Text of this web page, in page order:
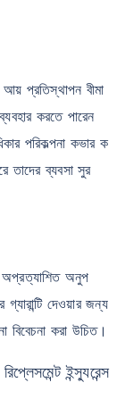
প্রতিস্থাপন বীমা
করতে পারেন
পরিকল্পনা কভার ক
তাদের ব্যবসা সুর
অপ্রত্যাশিত অনুপ
দেওয়ার জন্য
বিবেচনা করা উচিত।
ইন্স্যুরেন্স